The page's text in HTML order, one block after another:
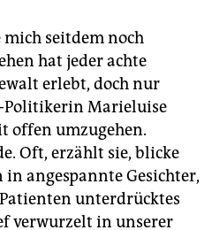
seitdem noch
hat jeder achte
erlebt, doch nur
Politikerin Marieluise
offen umzugehen.
Oft, erzählt sie, blicke
angespannte Gesichter,
unterdrücktes
verwurzelt in unserer